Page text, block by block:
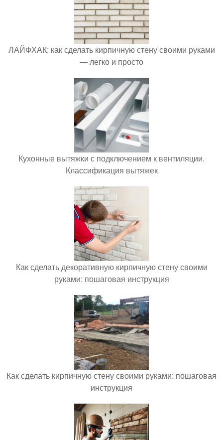
ЛАЙФХАК: как сделать кирпичную стену своими руками
— легко и просто
Кухонные вытяжки с подключением к вентиляции.
Классификация вытяжек
Как сделать декоративную кирпичную стену своими
руками: пошаговая инструкция
Как сделать кирпичную стену своими руками: пошаговая
инструкция